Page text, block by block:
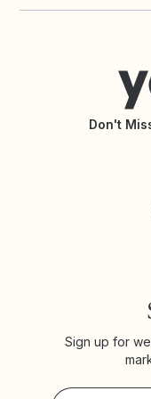
Shopify Reviews App
Documentation de l’API
Modifications de l’API
État des services
Don't
Sign up for